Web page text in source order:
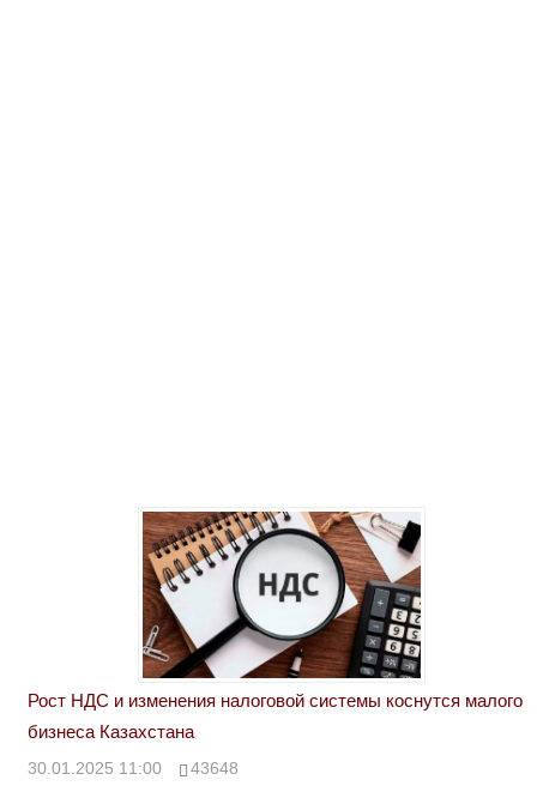
Рост НДС и изменения налоговой системы коснутся малого
бизнеса Казахстана
30.01.2025 11:00 43648